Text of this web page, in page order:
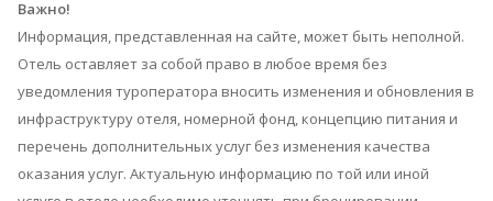
Важно!
Информация, представленная на сайте, может быть неполной.
Отель оставляет за собой право в любое время без
уведомления туроператора вносить изменения и обновления в
инфраструктуру отеля, номерной фонд, концепцию питания и
перечень дополнительных услуг без изменения качества
оказания услуг. Актуальную информацию по той или иной